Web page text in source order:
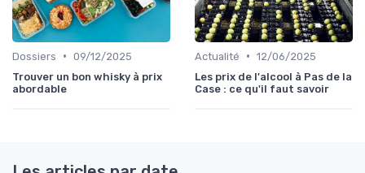
Dossiers • 09/12/2025
Trouver un bon whisky à prix
abordable
Actualité • 12/06/2025
Les prix de l'alcool à Pas de la
Case : ce qu'il faut savoir